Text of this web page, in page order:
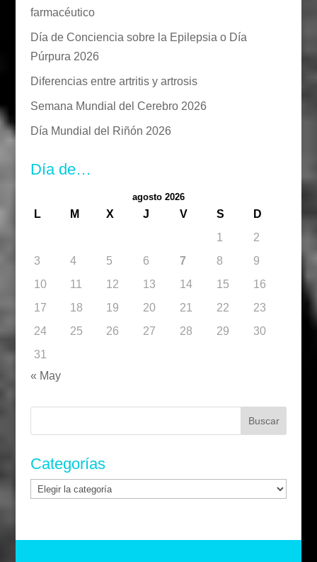
farmacéutico
Día de Conciencia sobre la Epilepsia o Día
Púrpura 2026
Diferencias entre artritis y artrosis
Semana Mundial del Cerebro 2026
Día Mundial del Riñón 2026
Día de…
agosto 2026
L M X J V S
D
1
2
3
4 5 6 7 8
9
10
11 12 13 14 15
16
17
18 19 20 21 22
23
24
25 26 27 28 29
30
31
« May
Buscar:
Categorías
Categorías